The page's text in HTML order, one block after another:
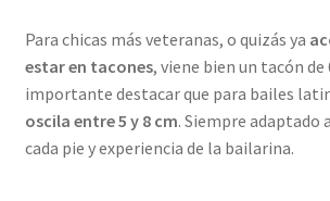
Para chicas más veteranas, o quizás ya
estar en tacones, viene bien un tacón de
importante destacar que para bailes
oscila entre 5 y 8 cm. Siempre adaptado
cada pie y experiencia de la bailarina.